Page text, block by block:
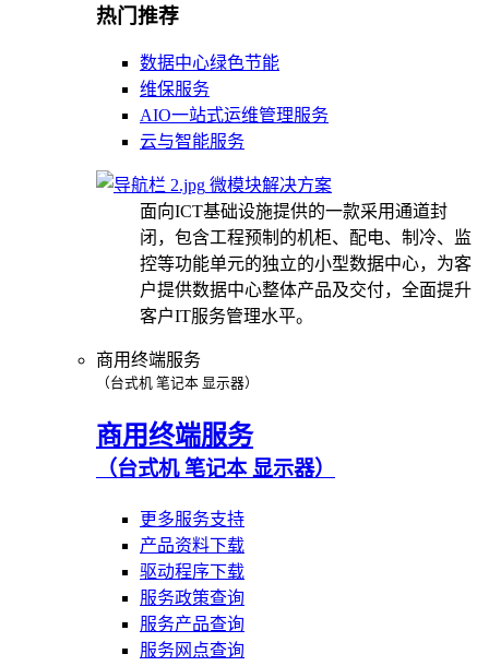
热门推荐
数据中心绿色节能
维保服务
AIO一站式运维管理服务
云与智能服务
微模块解决方案
面向ICT基础设施提供的一款采用通道封
闭，包含工程预制的机柜、配电、制冷、监
控等功能单元的独立的小型数据中心，为客
户提供数据中心整体产品及交付，全面提升
客户IT服务管理水平。
商用终端服务
（台式机 笔记本 显示器）
商用终端服务
（台式机 笔记本 显示器）
更多服务支持
产品资料下载
驱动程序下载
服务政策查询
服务产品查询
服务网点查询